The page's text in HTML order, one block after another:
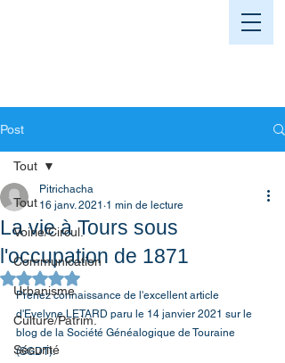
Post
Tout
Voirie/Circul.
Communication
Urbanisme
Culture/Patrim.
Sécurité
Tout
La vie à Tours sous
l'occupation de 1871
Pitrichacha
16 janv. 2021 1 min de lecture
Noté NaN étoiles sur 5.
Prenez connaissance de l'excellent article
d'Evelyne LETARD paru le 14 janvier 2021 sur le
blog de la Société Généalogique de Touraine
(SGDT).